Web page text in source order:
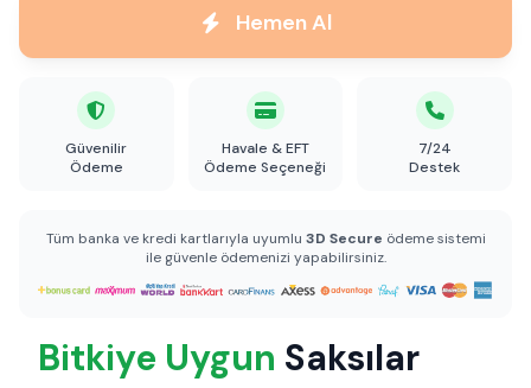
Hemen Al
Güvenilir
Ödeme
Havale & EFT
Ödeme Seçeneği
7/24
Destek
Tüm banka ve kredi kartlarıyla uyumlu 3D Secure ödeme sistemi
ile güvenle ödemenizi yapabilirsiniz.
Bitkiye Uygun Saksılar